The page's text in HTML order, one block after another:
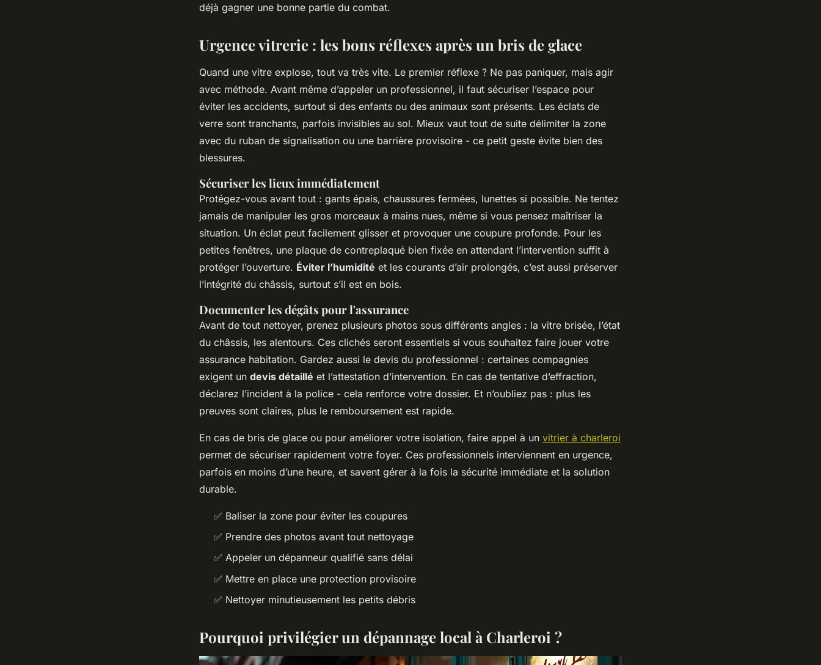
déjà gagner une bonne partie du combat.
Urgence vitrerie : les bons réflexes après un bris de glace
Quand une vitre explose, tout va très vite. Le premier réflexe ? Ne pas paniquer, mais agir
avec méthode. Avant même d’appeler un professionnel, il faut sécuriser l’espace pour
éviter les accidents, surtout si des enfants ou des animaux sont présents. Les éclats de
verre sont tranchants, parfois invisibles au sol. Mieux vaut tout de suite délimiter la zone
avec du ruban de signalisation ou une barrière provisoire - ce petit geste évite bien des
blessures.
Sécuriser les lieux immédiatement
Protégez-vous avant tout : gants épais, chaussures fermées, lunettes si possible. Ne tentez
jamais de manipuler les gros morceaux à mains nues, même si vous pensez maîtriser la
situation. Un éclat peut facilement glisser et provoquer une coupure profonde. Pour les
petites fenêtres, une plaque de contreplaqué bien fixée en attendant l’intervention suffit à
protéger l’ouverture. Éviter l’humidité et les courants d’air prolongés, c’est aussi préserver
l’intégrité du châssis, surtout s’il est en bois.
Documenter les dégâts pour l'assurance
Avant de tout nettoyer, prenez plusieurs photos sous différents angles : la vitre brisée, l’état
du châssis, les alentours. Ces clichés seront essentiels si vous souhaitez faire jouer votre
assurance habitation. Gardez aussi le devis du professionnel : certaines compagnies
exigent un devis détaillé et l’attestation d’intervention. En cas de tentative d’effraction,
déclarez l’incident à la police - cela renforce votre dossier. Et n’oubliez pas : plus les
preuves sont claires, plus le remboursement est rapide.
En cas de bris de glace ou pour améliorer votre isolation, faire appel à un vitrier à charleroi
permet de sécuriser rapidement votre foyer. Ces professionnels interviennent en urgence,
parfois en moins d’une heure, et savent gérer à la fois la sécurité immédiate et la solution
durable.
✅ Baliser la zone pour éviter les coupures
✅ Prendre des photos avant tout nettoyage
✅ Appeler un dépanneur qualifié sans délai
✅ Mettre en place une protection provisoire
✅ Nettoyer minutieusement les petits débris
Pourquoi privilégier un dépannage local à Charleroi ?